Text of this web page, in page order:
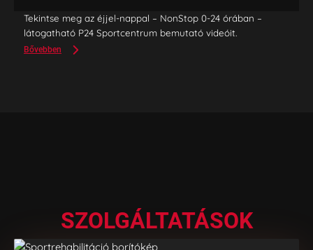
Tekintse meg az éjjel-nappal – NonStop 0-24 órában –
látogatható P24 Sportcentrum bemutató videóit.
Bővebben
SZOLGÁLTATÁSOK